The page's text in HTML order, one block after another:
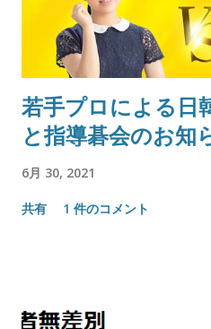
若手プロによる日
と指導碁会のお知
6月 30, 2021
共有 1 件のコメント